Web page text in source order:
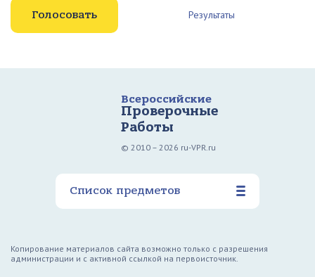
Результаты
Всероссийские
Проверочные
Работы
© 2010 – 2026 ru-VPR.ru
Список предметов
Копирование материалов сайта возможно только с разрешения
администрации и с активной ссылкой на первоисточник.